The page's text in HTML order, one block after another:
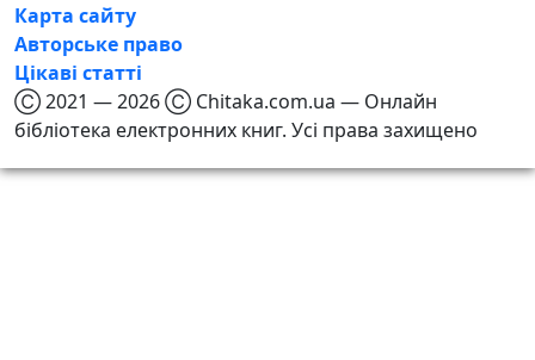
Карта сайту
Авторське право
Цікаві статті
Ⓒ 2021 — 2026 Ⓒ Chitaka.com.ua — Онлайн
бібліотека електронних книг. Усі права захищено